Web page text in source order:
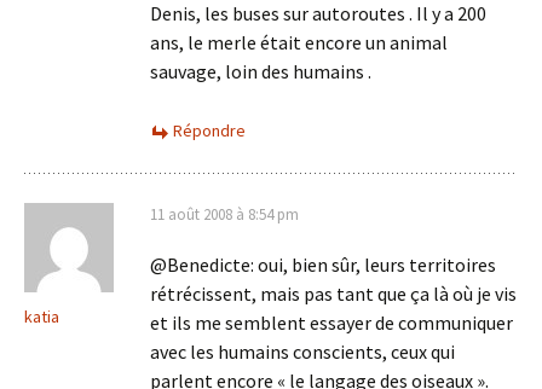
Denis, les buses sur autoroutes . Il y a 200
ans, le merle était encore un animal
sauvage, loin des humains .
Répondre
katia
11 août 2008 à 8:54 pm
@Benedicte: oui, bien sûr, leurs territoires
rétrécissent, mais pas tant que ça là où je vis
et ils me semblent essayer de communiquer
avec les humains conscients, ceux qui
parlent encore « le langage des oiseaux ».